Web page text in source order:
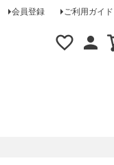
会員登録 ご利用ガイド